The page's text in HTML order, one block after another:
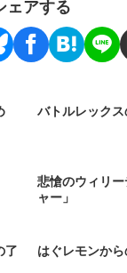
ェアする
バトルレック
悲愴のウィリ
ャー」
了 はぐレモンか